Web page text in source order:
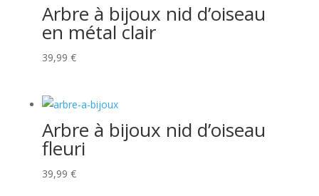
Arbre à bijoux nid d’oiseau
en métal clair
39,99 €
Arbre à bijoux nid d’oiseau
fleuri
39,99 €